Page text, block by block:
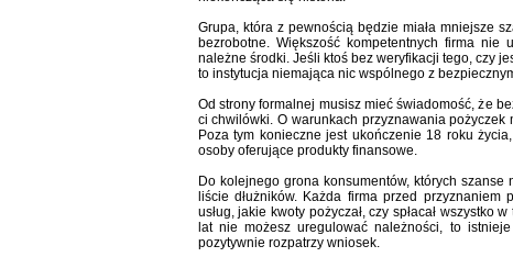
Grupa, która z pewnością będzie miała mniejsze
bezrobotne. Większość kompetentnych firma
należne środki. Jeśli ktoś bez weryfikacji tego, czy
to instytucja niemająca nic wspólnego z
Od strony formalnej musisz mieć świadomość, że
ci chwilówki. O warunkach przyznawania
Poza tym konieczne jest ukończenie 18 roku
osoby oferujące produkty finansowe.
Do kolejnego grona konsumentów, których
liście dłużników. Każda firma przed
usług, jakie kwoty pożyczał, czy spłacał
lat nie możesz uregulować należności, to
pozytywnie rozpatrzy wniosek.